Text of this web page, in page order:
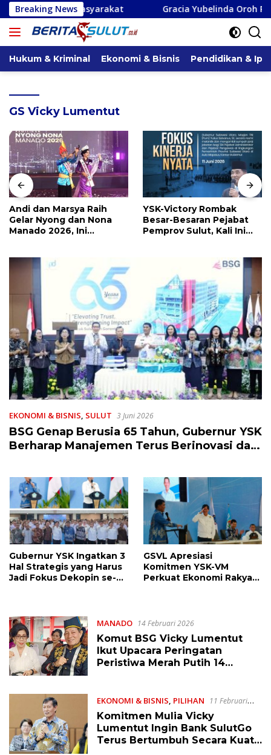
Langsung
ke
konten
Breaking News Gracia Yubelinda Oroh Reses di Desa
Hukum & Kriminal Ekonomi & Bisnis Pendidikan &
GS Vicky Lumentut
Andi dan Marsya Raih
Gelar Nyong dan Nona
Manado 2026, Ini
YSK-Victory Rombak
Besar-Besaran Pejabat
Pemprov Sulut, Kali Ini
EKONOMI & BISNIS, SULUT 3 Juni 2026
BSG Genap Berusia 65 Tahun, Gubernur YSK
Berharap Manajemen Terus Berinovasi dan
Gubernur YSK Ingatkan 3
Hal Strategis yang Harus
Jadi Fokus Dekopin se-
GSVL Apresiasi
Komitmen YSK-VM
Perkuat Ekonomi Rakyat,
MANADO 14 Februari 2026
Komut BSG Vicky Lumentut
Ikut Upacara Peringatan
Peristiwa Merah Putih 14
EKONOMI & BISNIS, PILIHAN
11 Februari
2026
Komitmen Mulia Vicky
Lumentut Ingin Bank SulutGo
Terus Bertumbuh Secara Kuat,